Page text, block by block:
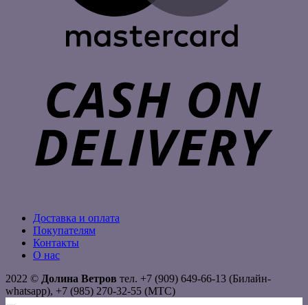
Доставка и оплата
Покупателям
Контакты
О нас
2022 © Долина Ветров тел. +7 (909) 649-66-13 (Билайн-
whatsapp), +7 (985) 270-32-55 (МТС)